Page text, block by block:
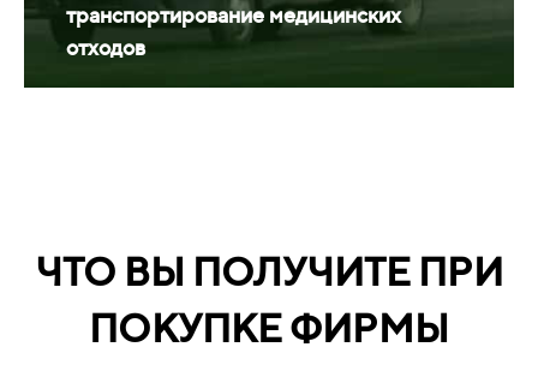
транспортирование медицинских
отходов
ЧТО ВЫ ПОЛУЧИТЕ ПРИ
ПОКУПКЕ ФИРМЫ